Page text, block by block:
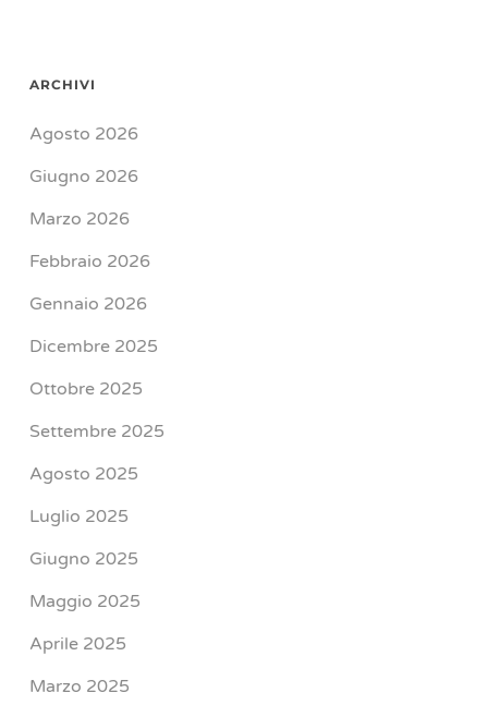
ARCHIVI
Agosto 2026
Giugno 2026
Marzo 2026
Febbraio 2026
Gennaio 2026
Dicembre 2025
Ottobre 2025
Settembre 2025
Agosto 2025
Luglio 2025
Giugno 2025
Maggio 2025
Aprile 2025
Marzo 2025